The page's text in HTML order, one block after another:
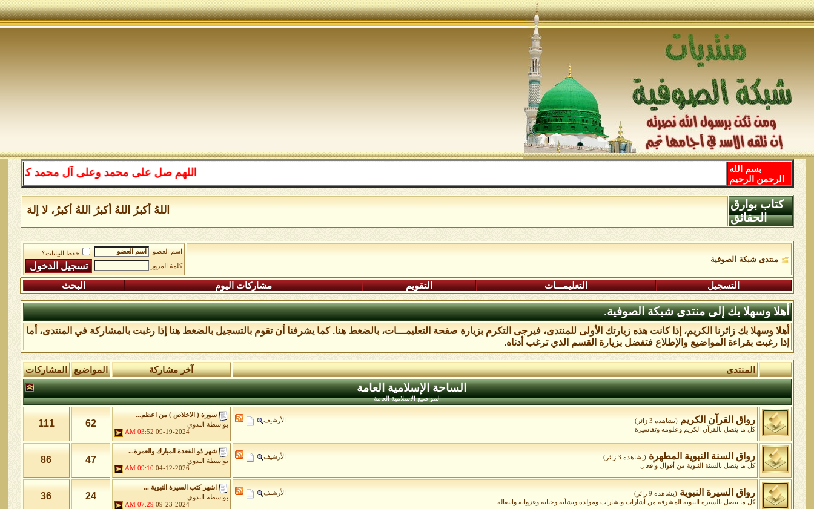
اللهم صل على محمد وعلى آل محمد كما صليت على
بسم الله
الرحمن الرحيم
اللهُ أكبرُ اللهُ أكبرُ اللهُ أكبرُ، لا إلهَ إلَّا
كتاب بوارق
الحقائق
منتدى شبكة الصوفية
اسم العضو
حفظ البيانات؟
كلمة المرور
التسجيل التعليمـــات التقويم مشاركات اليوم البحث
أهلا وسهلا بك إلى منتدى شبكة الصوفية.
أهلا وسهلا بك زائرنا الكريم، إذا كانت هذه زيارتك الأولى للمنتدى، فيرجى التكرم بزيارة صفحة التعليمـــات،بالضغط هنا. كما يشرفنا أن تقومبالتسجيل بالضغط هناإذا رغبت بالمشاركة في المنتدى، أما
إذا رغبت بقراءة المواضيع والإطلاع فتفضل بزيارة القسم الذي ترغب أدناه.
المنتدى آخر مشاركة المواضيع المشاركات
الساحة اﻹسلامية العامة
المواضيع الاسلامية العامة
الأرشيف رواق القرآن الكريم (يشاهده 3 زائر)
كل ما يتصل بالقرآن الكريم وعلومه وتفاسيرة
سورة ( الاخلاص ) من اعظم...
بواسطة
البدوي
09-19-2024
03:52 AM
62
111
الأرشيف رواق السنة النبوية المطهرة (يشاهده 3 زائر)
كل ما يتصل بالسنة النبوية من أقوال وأفعال
شهر ذو القعدة المبارك والعمرة...
بواسطة
البدوي
04-12-2026
09:10 AM
47
86
الأرشيف رواق السيرة النبوية (يشاهده 9 زائر)
كل ما يتصل بالسيرة النبوية المشرفة من أشارات وبشارات ومولده ونشأته وحياته وغزواته وانتقاله
اشهر كتب السيرة النبوية ...
بواسطة
البدوي
09-23-2024
07:29 AM
24
36